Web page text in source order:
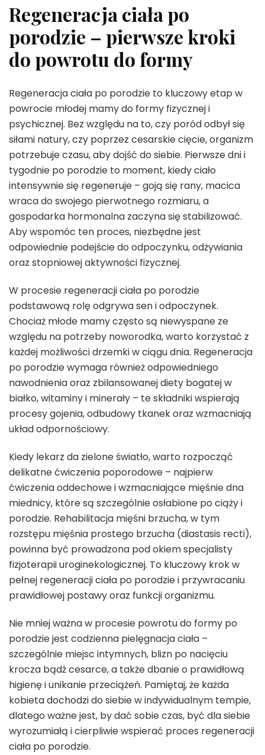
Regeneracja ciała po
porodzie – pierwsze kroki
do powrotu do formy
Regeneracja ciała po porodzie to kluczowy etap w
powrocie młodej mamy do formy fizycznej i
psychicznej. Bez względu na to, czy poród odbył się
siłami natury, czy poprzez cesarskie cięcie, organizm
potrzebuje czasu, aby dojść do siebie. Pierwsze dni i
tygodnie po porodzie to moment, kiedy ciało
intensywnie się regeneruje – goją się rany, macica
wraca do swojego pierwotnego rozmiaru, a
gospodarka hormonalna zaczyna się stabilizować.
Aby wspomóc ten proces, niezbędne jest
odpowiednie podejście do odpoczynku, odżywiania
oraz stopniowej aktywności fizycznej.
W procesie regeneracji ciała po porodzie
podstawową rolę odgrywa sen i odpoczynek.
Chociaż młode mamy często są niewyspane ze
względu na potrzeby noworodka, warto korzystać z
każdej możliwości drzemki w ciągu dnia. Regeneracja
po porodzie wymaga również odpowiedniego
nawodnienia oraz zbilansowanej diety bogatej w
białko, witaminy i minerały – te składniki wspierają
procesy gojenia, odbudowy tkanek oraz wzmacniają
układ odpornościowy.
Kiedy lekarz da zielone światło, warto rozpocząć
delikatne ćwiczenia poporodowe – najpierw
ćwiczenia oddechowe i wzmacniające mięśnie dna
miednicy, które są szczególnie osłabione po ciąży i
porodzie. Rehabilitacja mięśni brzucha, w tym
rozstępu mięśnia prostego brzucha (diastasis recti),
powinna być prowadzona pod okiem specjalisty
fizjoterapii uroginekologicznej. To kluczowy krok w
pełnej regeneracji ciała po porodzie i przywracaniu
prawidłowej postawy oraz funkcji organizmu.
Nie mniej ważna w procesie powrotu do formy po
porodzie jest codzienna pielęgnacja ciała –
szczególnie miejsc intymnych, blizn po nacięciu
krocza bądź cesarce, a także dbanie o prawidłową
higienę i unikanie przeciążeń. Pamiętaj, że każda
kobieta dochodzi do siebie w indywidualnym tempie,
dlatego ważne jest, by dać sobie czas, być dla siebie
wyrozumiałą i cierpliwie wspierać proces regeneracji
ciała po porodzie.